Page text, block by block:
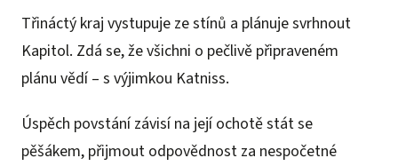
Třináctý kraj vystupuje ze stínů a plánuje svrhnout
Kapitol. Zdá se, že všichni o pečlivě připraveném
plánu vědí – s výjimkou Katniss.
Úspěch povstání závisí na její ochotě stát se
pěšákem, přijmout odpovědnost za nespočetné